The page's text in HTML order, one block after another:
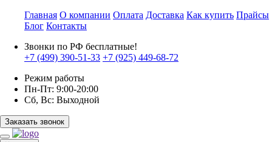
Главная О компании Оплата Доставка Как купить Прайсы
Блог Контакты
Звонки по РФ бесплатные!
+7 (499) 390-51-33 +7 (925) 449-68-72
Режим работы
Пн-Пт: 9:00-20:00
Сб, Вс: Выходной
Заказать звонок